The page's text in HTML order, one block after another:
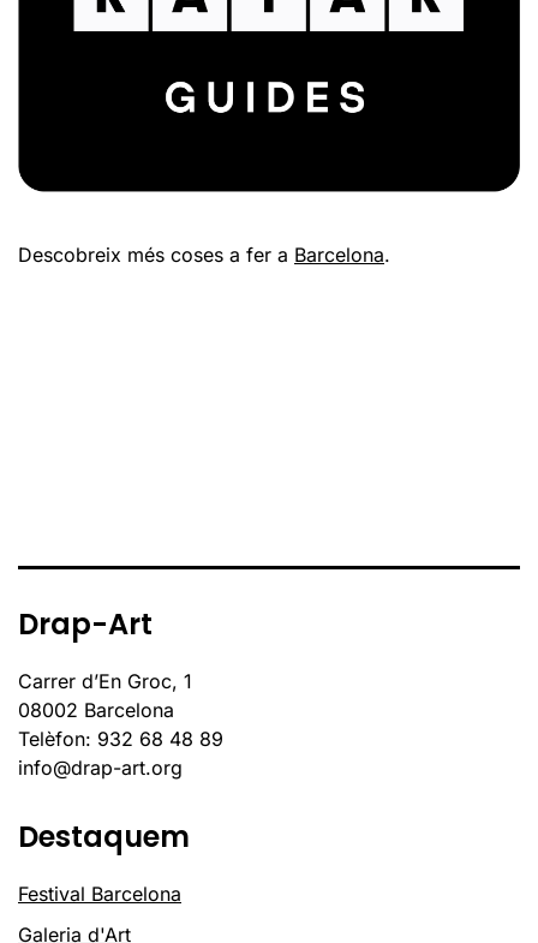
Descobreix més coses a fer a Barcelona.
Drap-Art
Carrer d’En Groc, 1
08002 Barcelona
Telèfon: 932 68 48 89
info@drap-art.org
Destaquem
Festival Barcelona
Galeria d'Art